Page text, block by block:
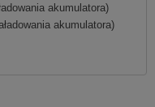
akumulatora)
akumulatora)